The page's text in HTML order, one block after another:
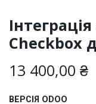
Checkbox
13 400,00 ₴
ВЕРСІЯ ODOO